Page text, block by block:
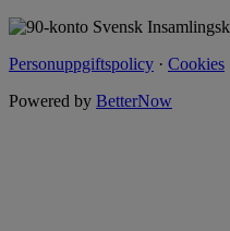
Personuppgiftspolicy · Cookies
Powered by BetterNow